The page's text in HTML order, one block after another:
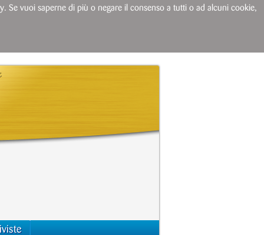
Se vuoi saperne di più o negare il consenso a tutti o ad alcuni cookie,